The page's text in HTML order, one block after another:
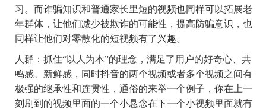
习。而诈骗知识和普通家长里短的视频也同样可以拓展老
年群体，让他们减少被欺诈的可能性，提高防骗意识，也
同样让他们对零散化的短视频有了兴趣。
人群 ：抓住“以人为本”的理念，满足了用户的好奇心、共
鸣感、新鲜感，同时抖音的两个视频或者多个视频之间有
极强的继承性和连贯性，通俗的来举一个例子，你在上一
刻刷到的视频里面的一个小悬念在下一个小视频里面就有